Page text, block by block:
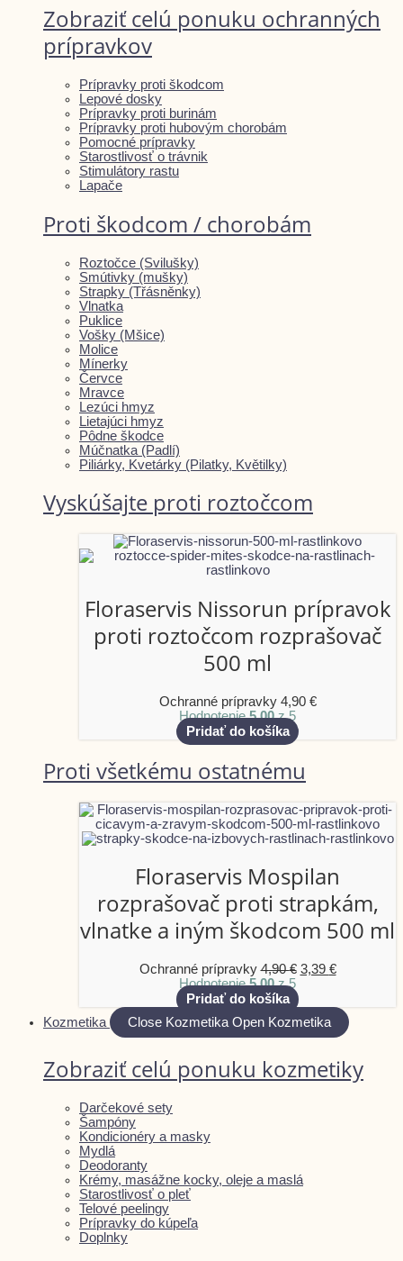
Zobraziť celú ponuku ochranných
prípravkov
Prípravky proti škodcom
Lepové dosky
Prípravky proti burinám
Prípravky proti hubovým chorobám
Pomocné prípravky
Starostlivosť o trávnik
Stimulátory rastu
Lapače
Proti škodcom / chorobám
Roztočce (Svilušky)
Smútivky (mušky)
Strapky (Třásněnky)
Vlnatka
Puklice
Vošky (Mšice)
Molice
Mínerky
Červce
Mravce
Lezúci hmyz
Lietajúci hmyz
Pôdne škodce
Múčnatka (Padlí)
Piliárky, Kvetárky (Pilatky, Květilky)
Vyskúšajte proti roztočcom
Floraservis Nissorun prípravok
proti roztočcom rozprašovač
500 ml
Ochranné prípravky 4,90 €
Hodnotenie5.00z 5
Pridať do košíka
Proti všetkému ostatnému
Floraservis Mospilan
rozprašovač proti strapkám,
vlnatke a iným škodcom 500 ml
Ochranné prípravky4,90€ 3,39 €
Hodnotenie5.00z 5
Pridať do košíka
Kozmetika
Close Kozmetika Open Kozmetika
Zobraziť celú ponuku kozmetiky
Darčekové sety
Šampóny
Kondicionéry a masky
Mydlá
Deodoranty
Krémy, masážne kocky, oleje a maslá
Starostlivosť o pleť
Telové peelingy
Prípravky do kúpeľa
Doplnky